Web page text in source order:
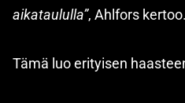
aikataululla”, Ahlfors kertoo.
Tämä luo erityisen